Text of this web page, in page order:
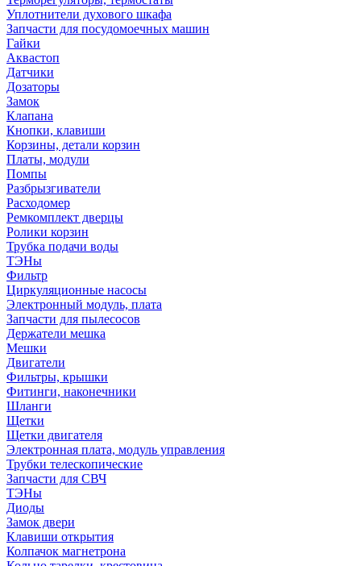
Уплотнители духового шкафа
Запчасти для посудомоечных машин
Гайки
Аквастоп
Датчики
Дозаторы
Замок
Клапана
Кнопки, клавиши
Корзины, детали корзин
Платы, модули
Помпы
Разбрызгиватели
Расходомер
Ремкомплект дверцы
Ролики корзин
Трубка подачи воды
ТЭНы
Фильтр
Циркуляционные насосы
Электронный модуль, плата
Запчасти для пылесосов
Держатели мешка
Мешки
Двигатели
Фильтры, крышки
Фитинги, наконечники
Шланги
Щетки
Щетки двигателя
Электронная плата, модуль управления
Трубки телескопические
Запчасти для СВЧ
ТЭНы
Диоды
Замок двери
Клавиши открытия
Колпачок магнетрона